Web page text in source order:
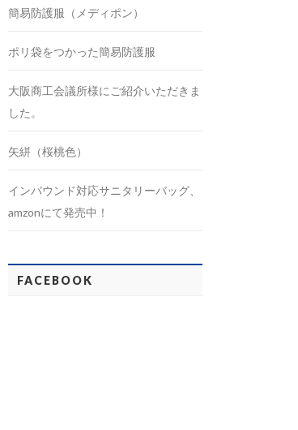
簡易防護服（メディポン）
ポリ袋をつかった簡易防護服
大阪商工会議所様にご紹介いただきま
した。
矢絣（桜桃色）
インバウンド対応サニタリーバッグ、
amzonにて発売中！
FACEBOOK